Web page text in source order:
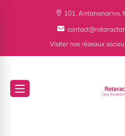
101, Antananarivo,
Visiter nos réseaux